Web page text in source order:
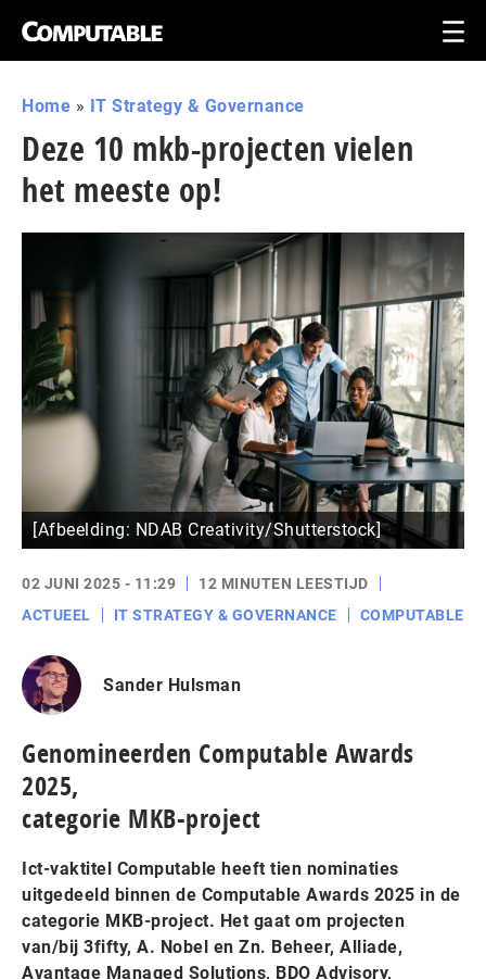
Home » IT Strategy & Governance
Deze 10 mkb-projecten vielen
het meeste op!
[Afbeelding: NDAB Creativity/Shutterstock]
02 JUNI 2025 - 11:29
12 MINUTEN LEESTIJD
ACTUEEL
IT STRATEGY & GOVERNANCE COMPUTABLE
Sander Hulsman
Genomineerden Computable Awards
2025,
categorie MKB-project
Ict-vaktitel Computable heeft tien nominaties
uitgedeeld binnen de Computable Awards 2025 in de
categorie MKB-project. Het gaat om projecten
van/bij 3fifty, A. Nobel en Zn. Beheer, Alliade,
Avantage Managed Solutions, BDO Advisory,